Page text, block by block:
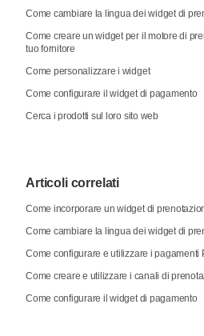
Come cambiare la lingua dei widget di
Come creare un widget per il motore di
tuo fornitore
Come personalizzare i widget
Come configurare il widget di pagamento
Cerca i prodotti sul loro sito web
Articoli correlati
Come incorporare un widget di
Come cambiare la lingua dei widget di
Come configurare e utilizzare i pagamenti
Come creare e utilizzare i canali di
Come configurare il widget di pagamento